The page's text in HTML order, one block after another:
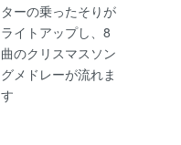
ターの乗ったそりが
ライトアップし、8
曲のクリスマスソン
グメドレーが流れま
す